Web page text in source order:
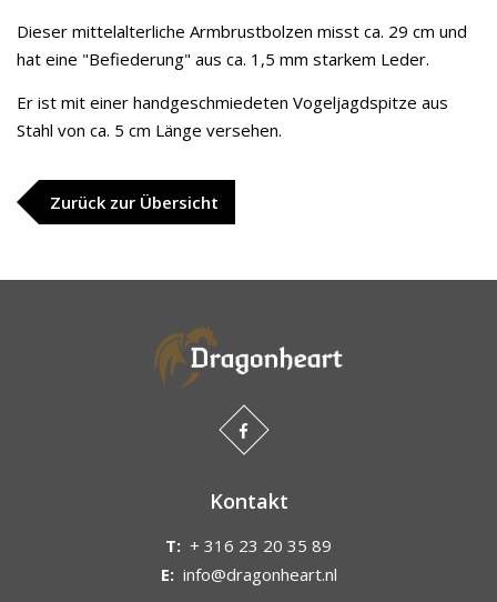
Dieser mittelalterliche Armbrustbolzen misst ca. 29 cm und
hat eine "Befiederung" aus ca. 1,5 mm starkem Leder.
Er ist mit einer handgeschmiedeten Vogeljagdspitze aus
Stahl von ca. 5 cm Länge versehen.
Zurück zur Übersicht
Kontakt
T: + 316 23 20 35 89
E: info@dragonheart.nl